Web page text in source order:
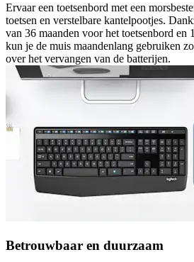
Ervaar een toetsenbord met een
toetsen en verstelbare kantelpootjes.
van 36 maanden voor het toetsenbord en
kun je de muis maandenlang gebruiken
over het vervangen van de batterijen.
Betrouwbaar en duurzaam